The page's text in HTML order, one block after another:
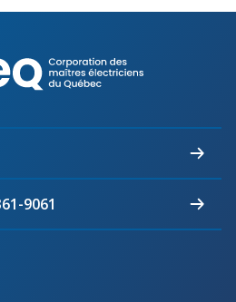
des
électriciens
9061